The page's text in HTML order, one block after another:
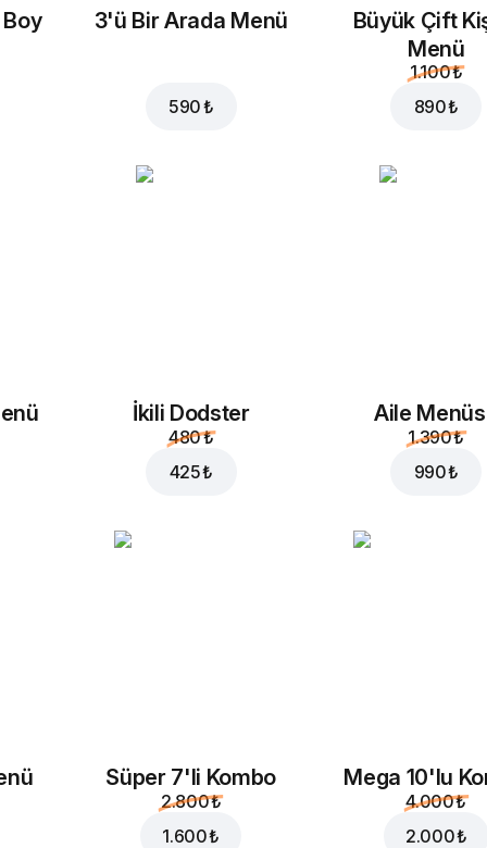
20 ₺ 35 ₺
3'ü Bir Arada Menü
590 ₺
Büyük Çift
Menü
1.100 ₺
890 ₺
İkili Dodster
480 ₺
425 ₺
Aile
1.390 ₺
990 ₺
Süper 7'li Kombo
2.800 ₺
1.600 ₺
Mega 10'lu
4.000 ₺
2.000 ₺